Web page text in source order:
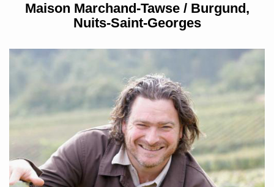
Maison Marchand-Tawse / Burgund,
Nuits-Saint-Georges